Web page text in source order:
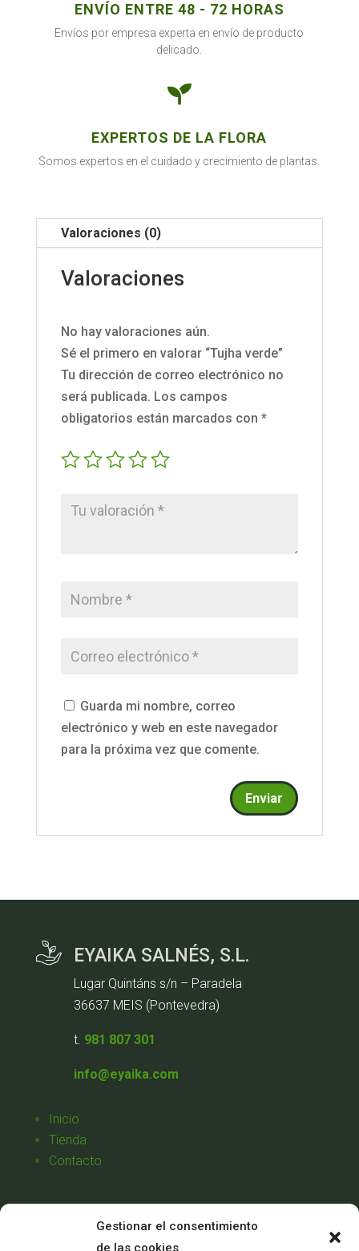
Gestionar el consentimiento
de las cookies
ENVÍO ENTRE 48 - 72 HORAS
Envíos por empresa experta en envío de producto
delicado.

EXPERTOS DE LA FLORA
Somos expertos en el cuidado y crecimiento de plantas.
Valoraciones (0)
Valoraciones
No hay valoraciones aún.
Sé el primero en valorar “Tujha verde”
Tu dirección de correo electrónico no
será publicada. Los campos
obligatorios están marcados con *
Guarda mi nombre, correo
electrónico y web en este navegador
para la próxima vez que comente.
EYAIKA SALNÉS, S.L.
Lugar Quintáns s/n – Paradela
36637 MEIS (Pontevedra)
t. 981 807 301
info@eyaika.com
Inicio
Tienda
Contacto
Aviso Legal
Política de Privacidad